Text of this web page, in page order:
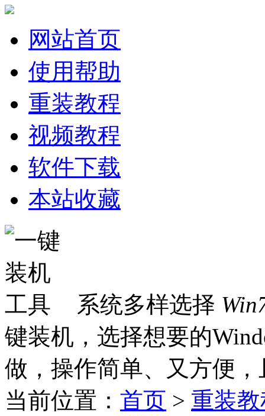
网站首页
使用帮助
重装教程
视频教程
软件下载
本站收藏
系统多样选择
键装机，选择想要的
做，操作简单、又方便
当前位置： 首页 > 重装